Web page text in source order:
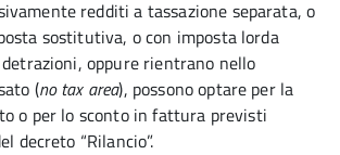
redditi a tassazione separata, o
sostitutiva, o con imposta lorda
oppure rientrano nello
(no tax area), possono optare per la
o per lo sconto in fattura previsti
decreto “Rilancio”.